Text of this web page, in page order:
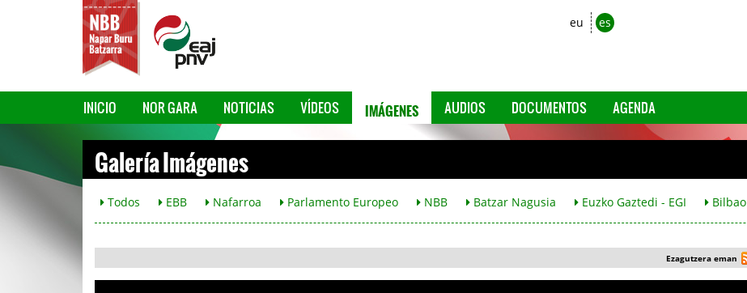
eu es
INICIO NOR GARA NOTICIAS VÍDEOS IMÁGENES AUDIOS DOCUMENTOS AGENDA
Galería Imágenes
Todos EBB Nafarroa Parlamento Europeo NBB Batzar Nagusia Euzko Gaztedi - EGI Bilbao
Ezagutzera eman